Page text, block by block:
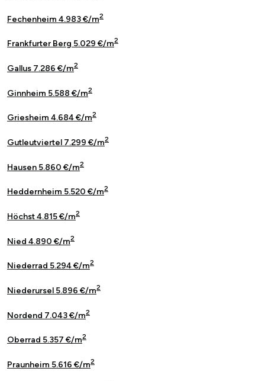
Fechenheim 4.983 €/m2
Frankfurter Berg 5.029 €/m2
Gallus 7.286 €/m2
Ginnheim 5.588 €/m2
Griesheim 4.684 €/m2
Gutleutviertel 7.299 €/m2
Hausen 5.860 €/m2
Heddernheim 5.520 €/m2
Höchst 4.815 €/m2
Nied 4.890 €/m2
Niederrad 5.294 €/m2
Niederursel 5.896 €/m2
Nordend 7.043 €/m2
Oberrad 5.357 €/m2
Praunheim 5.616 €/m2